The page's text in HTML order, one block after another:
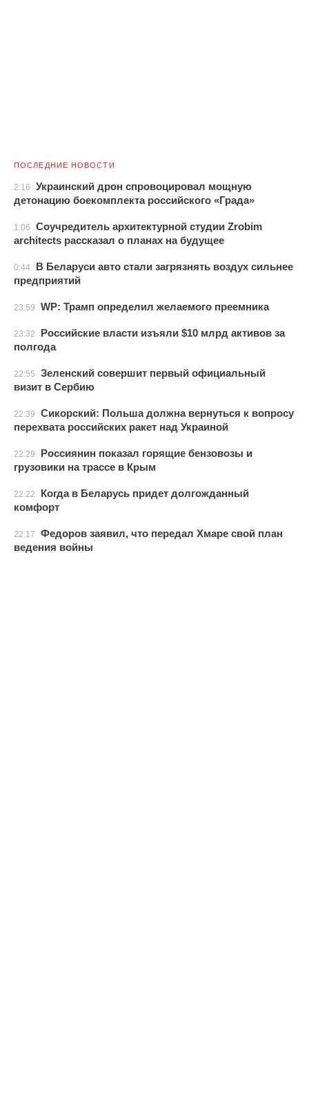
ПОСЛЕДНИЕ НОВОСТИ
2:16
Украинский дрон спровоцировал мощную
детонацию боекомплекта российского «Града»
1:06
Соучредитель архитектурной студии Zrobim
architects рассказал о планах на будущее
0:44
В Беларуси авто стали загрязнять воздух сильнее
предприятий
23:59 WP: Трамп определил желаемого преемника
23:32
Российские власти изъяли $10 млрд активов за
полгода
22:55
Зеленский совершит первый официальный
визит в Сербию
22:39
Сикорский: Польша должна вернуться к вопросу
перехвата российских ракет над Украиной
22:29
Россиянин показал горящие бензовозы и
грузовики на трассе в Крым
22:22
Когда в Беларусь придет долгожданный
комфорт
22:17
Федоров заявил, что передал Хмаре свой план
ведения войны